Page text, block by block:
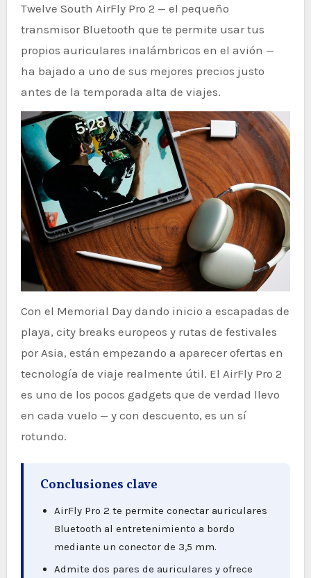
Twelve South AirFly Pro 2 — el pequeño
transmisor Bluetooth que te permite usar tus
propios auriculares inalámbricos en el avión —
ha bajado a uno de sus mejores precios justo
antes de la temporada alta de viajes.
Con el Memorial Day dando inicio a escapadas de
playa, city breaks europeos y rutas de festivales
por Asia, están empezando a aparecer ofertas en
tecnología de viaje realmente útil. El AirFly Pro 2
es uno de los pocos gadgets que de verdad llevo
en cada vuelo — y con descuento, es un sí
rotundo.
Conclusiones clave
AirFly Pro 2 te permite conectar auriculares
Bluetooth al entretenimiento a bordo
mediante un conector de 3,5 mm.
Admite dos pares de auriculares y ofrece